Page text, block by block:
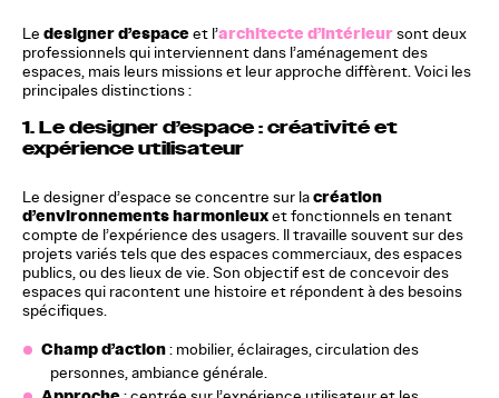
Le designer d’espaceet l’architecte d’intérieursont deux
professionnels qui interviennent dans l’aménagement des
espaces, mais leurs missions et leur approche diffèrent. Voici les
principales distinctions :
1. Le designer d’espace : créativité et
expérience utilisateur
Le designer d’espace se concentre sur lacréation
d’environnements harmonieuxet fonctionnels en tenant
compte de l’expérience des usagers. Il travaille souvent sur des
projets variés tels que des espaces commerciaux, des espaces
publics, ou des lieux de vie. Son objectif est de concevoir des
espaces qui racontent une histoire et répondent à des besoins
spécifiques.
Champ d’action: mobilier, éclairages, circulation des
personnes, ambiance générale.